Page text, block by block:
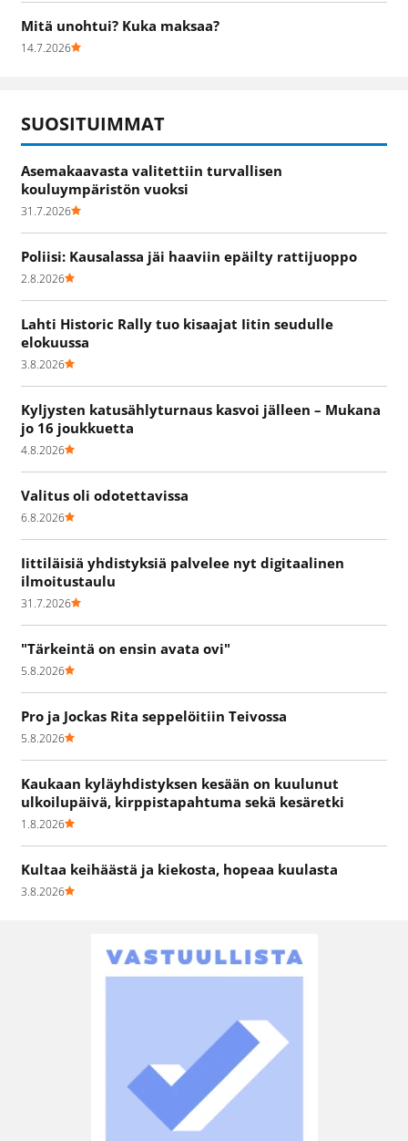
Mitä unohtui? Kuka maksaa?
14.7.2026
SUOSITUIMMAT
Asemakaavasta valitettiin turvallisen
kouluympäristön vuoksi
31.7.2026
Poliisi: Kausalassa jäi haaviin epäilty rattijuoppo
2.8.2026
Lahti Historic Rally tuo kisaajat Iitin seudulle
elokuussa
3.8.2026
Kyljysten katusählyturnaus kasvoi jälleen – Mukana
jo 16 joukkuetta
4.8.2026
Valitus oli odotettavissa
6.8.2026
Iittiläisiä yhdistyksiä palvelee nyt digitaalinen
ilmoitustaulu
31.7.2026
"Tärkeintä on ensin avata ovi"
5.8.2026
Pro ja Jockas Rita seppelöitiin Teivossa
5.8.2026
Kaukaan kyläyhdistyksen kesään on kuulunut
ulkoilupäivä, kirppistapahtuma sekä kesäretki
1.8.2026
Kultaa keihäästä ja kiekosta, hopeaa kuulasta
3.8.2026